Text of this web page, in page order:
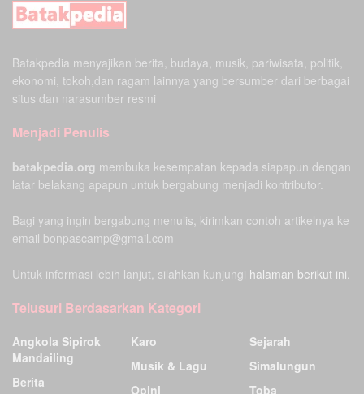
Batakpedia menyajikan berita, budaya, musik, pariwisata, politik,
ekonomi, tokoh,dan ragam lainnya yang bersumber dari berbagai
situs dan narasumber resmi
Menjadi Penulis
batakpedia.org membuka kesempatan kepada siapapun dengan
latar belakang apapun untuk bergabung menjadi kontributor.
Bagi yang ingin bergabung menulis, kirimkan contoh artikelnya ke
email bonpascamp@gmail.com
Untuk informasi lebih lanjut, silahkan kunjungi halaman berikut ini.
Telusuri Berdasarkan Kategori
Angkola Sipirok
Mandailing
Berita
Karo
Musik & Lagu
Opini
Sejarah
Simalungun
Toba